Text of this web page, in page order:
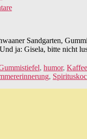
zu
Kaeptn
S1F6
Sandgarten-
Sandgarten,
ja: Gisela, bitte nicht
, humor, Kaffee
,